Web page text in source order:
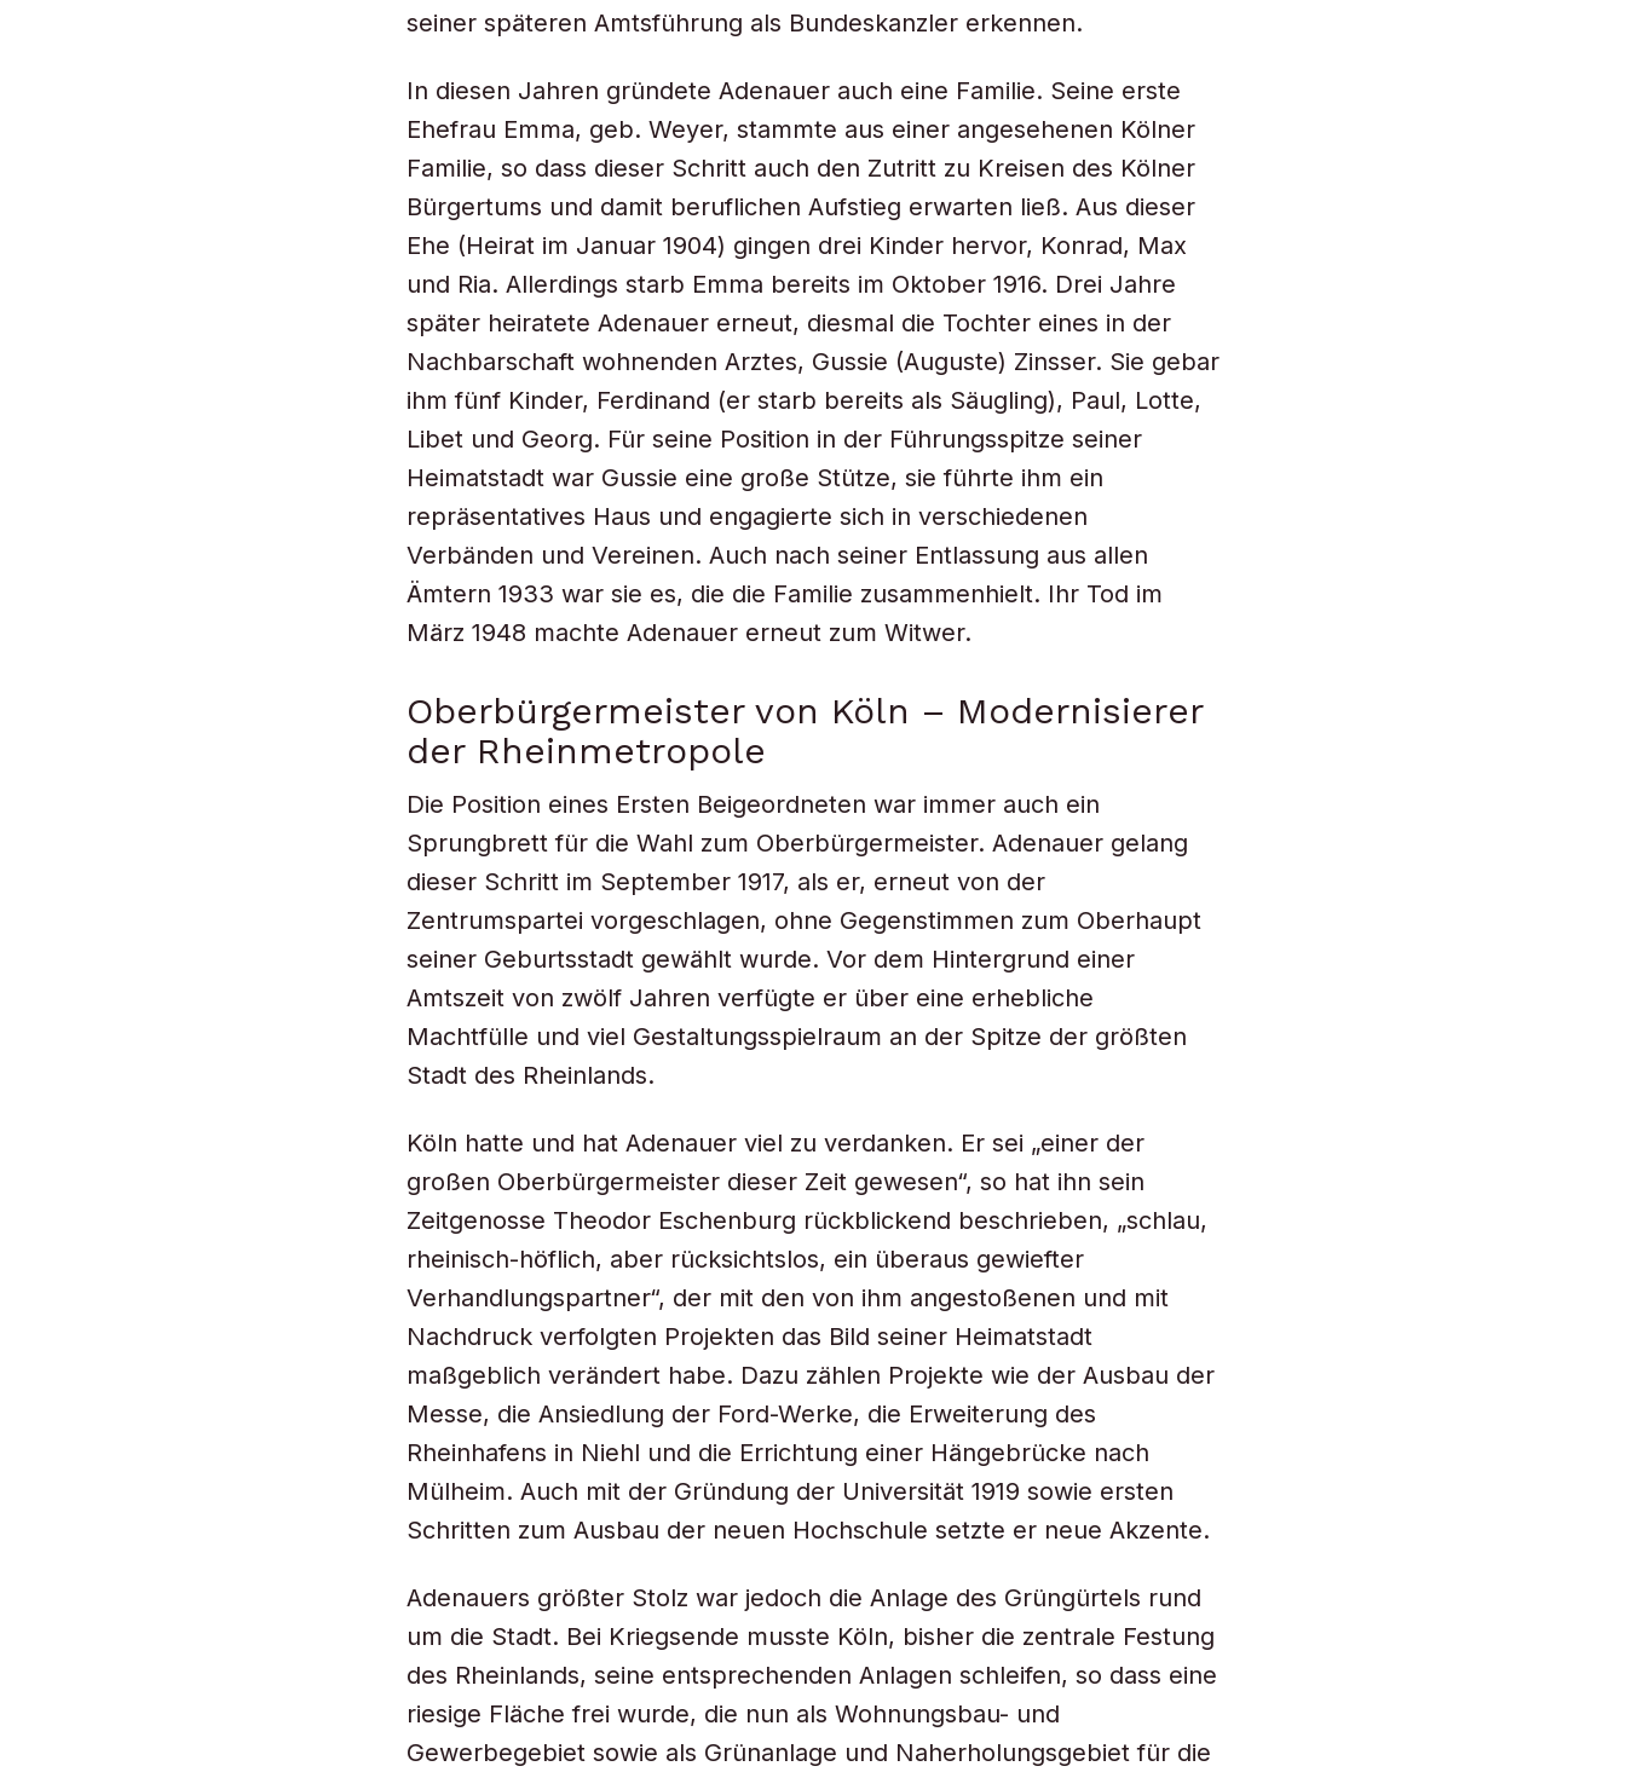
seiner späteren Amtsführung als Bundeskanzler erkennen.
In diesen Jahren gründete Adenauer auch eine Familie. Seine erste
Ehefrau Emma, geb. Weyer, stammte aus einer angesehenen Kölner
Familie, so dass dieser Schritt auch den Zutritt zu Kreisen des Kölner
Bürgertums und damit beruflichen Aufstieg erwarten ließ. Aus dieser
Ehe (Heirat im Januar 1904) gingen drei Kinder hervor, Konrad, Max
und Ria. Allerdings starb Emma bereits im Oktober 1916. Drei Jahre
später heiratete Adenauer erneut, diesmal die Tochter eines in der
Nachbarschaft wohnenden Arztes, Gussie (Auguste) Zinsser. Sie gebar
ihm fünf Kinder, Ferdinand (er starb bereits als Säugling), Paul, Lotte,
Libet und Georg. Für seine Position in der Führungsspitze seiner
Heimatstadt war Gussie eine große Stütze, sie führte ihm ein
repräsentatives Haus und engagierte sich in verschiedenen
Verbänden und Vereinen. Auch nach seiner Entlassung aus allen
Ämtern 1933 war sie es, die die Familie zusammenhielt. Ihr Tod im
März 1948 machte Adenauer erneut zum Witwer.
Oberbürgermeister von Köln – Modernisierer
der Rheinmetropole
Die Position eines Ersten Beigeordneten war immer auch ein
Sprungbrett für die Wahl zum Oberbürgermeister. Adenauer gelang
dieser Schritt im September 1917, als er, erneut von der
Zentrumspartei vorgeschlagen, ohne Gegenstimmen zum Oberhaupt
seiner Geburtsstadt gewählt wurde. Vor dem Hintergrund einer
Amtszeit von zwölf Jahren verfügte er über eine erhebliche
Machtfülle und viel Gestaltungsspielraum an der Spitze der größten
Stadt des Rheinlands.
Köln hatte und hat Adenauer viel zu verdanken. Er sei „einer der
großen Oberbürgermeister dieser Zeit gewesen“, so hat ihn sein
Zeitgenosse Theodor Eschenburg rückblickend beschrieben, „schlau,
rheinisch-höflich, aber rücksichtslos, ein überaus gewiefter
Verhandlungspartner“, der mit den von ihm angestoßenen und mit
Nachdruck verfolgten Projekten das Bild seiner Heimatstadt
maßgeblich verändert habe. Dazu zählen Projekte wie der Ausbau der
Messe, die Ansiedlung der Ford-Werke, die Erweiterung des
Rheinhafens in Niehl und die Errichtung einer Hängebrücke nach
Mülheim. Auch mit der Gründung der Universität 1919 sowie ersten
Schritten zum Ausbau der neuen Hochschule setzte er neue Akzente.
Adenauers größter Stolz war jedoch die Anlage des Grüngürtels rund
um die Stadt. Bei Kriegsende musste Köln, bisher die zentrale Festung
des Rheinlands, seine entsprechenden Anlagen schleifen, so dass eine
riesige Fläche frei wurde, die nun als Wohnungsbau- und
Gewerbegebiet sowie als Grünanlage und Naherholungsgebiet für die